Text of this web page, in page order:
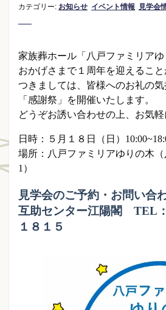
カテゴリー: お知らせ イベント情報 見学会
家族葬ホール「八戸ファミリア
おかげさまで１周年を迎えること
つきましては、皆様へのお礼の気
「感謝祭」を開催いたします。
どうぞお誘い合わせの上、お気軽
日時：５月１８日（日）
場所：八戸ファミリアゆりの木
1）
見学会のご予約・お問い合
互助センター江陽閣 TEL
１８１５